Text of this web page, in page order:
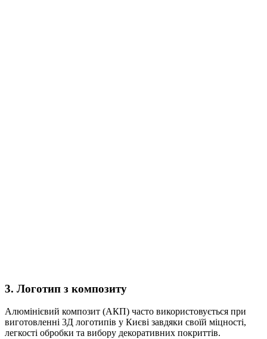
3. Логотип з композиту
Алюмінієвий композит (АКП) часто використовується при
виготовленні 3Д логотипів у Києві завдяки своїй міцності,
легкості обробки та вибору декоративних покриттів.